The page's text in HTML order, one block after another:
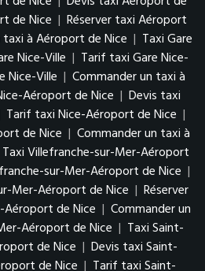
de Nice | Réserver taxi Aéroport
à Aéroport de Nice | Taxi Gare
Nice-Ville | Tarif taxi Gare Nice-
Nice-Ville | Commander un taxi à
Aéroport de Nice | Devis taxi
Tarif taxi Nice-Aéroport de Nice |
de Nice | Commander un taxi à
Taxi Villefranche-sur-Mer-Aéroport
sur-Mer-Aéroport de Nice |
Mer-Aéroport de Nice | Réserver
de Nice | Commander un
Aéroport de Nice | Taxi Saint-
de Nice | Devis taxi Saint-
de Nice | Tarif taxi Saint-